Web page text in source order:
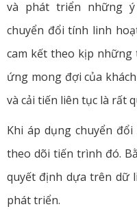
và phát triển những
chuyển đổi tính linh
cam kết theo kịp
ứng mong đợi của
và cải tiến liên tục là rất
Khi áp dụng chuyển
theo dõi tiến trình đó.
quyết định dựa trên dữ
phát triển.